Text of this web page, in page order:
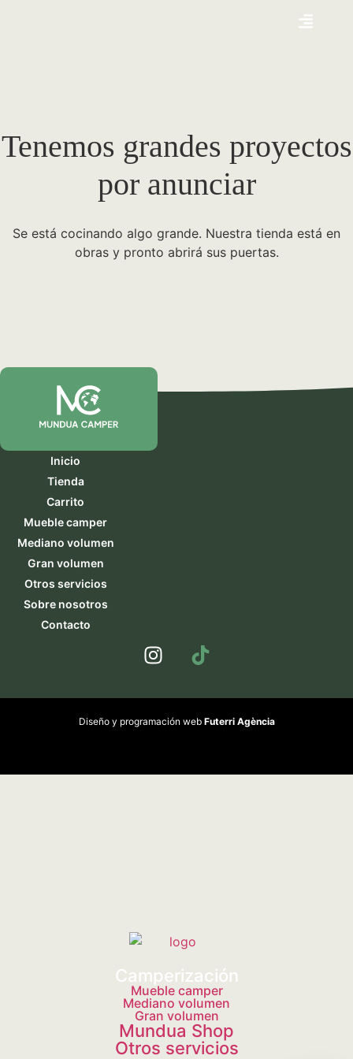
Tenemos grandes proyectos
por anunciar
Se está cocinando algo grande. Nuestra tienda está en
obras y pronto abrirá sus puertas.
Inicio
Tienda
Carrito
Mueble camper
Mediano volumen
Gran volumen
Otros servicios
Sobre nosotros
Contacto
Diseño y programación web Futerri Agència
Camperización
Mueble camper
Mediano volumen
Gran volumen
Mundua Shop
Otros servicios